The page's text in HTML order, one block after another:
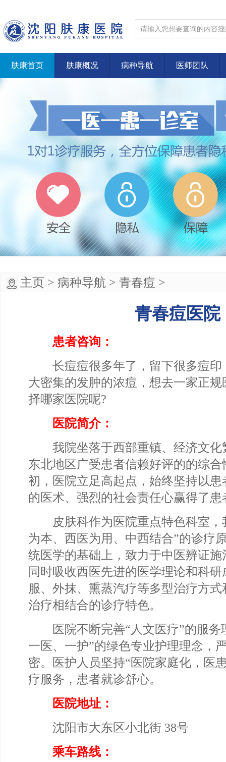
肤康首页 肤康概况 病种导航 医师团队
主页 > 病种导航 > 青春痘 >
青春痘医院
患者咨询：
长痘痘很多年了，留下很多痘印
大密集的发肿的浓痘，想去一家正
择哪家医院呢?
医院简介：
我院坐落于西部重镇、经济文化
东北地区广受患者信赖好评的的综
初，医院立足高起点，始终坚持以
的医术、强烈的社会责任心赢得了
皮肤科作为医院重点特色科室，
为本、西医为用、中西结合”的诊疗
统医学的基础上，致力于中医辨证
同时吸收西医先进的医学理论和科
服、外抹、熏蒸汽疗等多型治疗方
治疗相结合的诊疗特色。
医院不断完善“人文医疗”的服务
一医、一护”的绿色专业护理理念，
密。医护人员坚持“医院家庭化，医
疗服务，患者就诊舒心。
医院地址：
沈阳市大东区小北街 38号
乘车路线：